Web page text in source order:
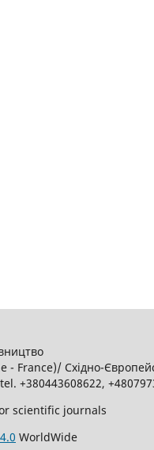
Східно-
scientific journals
WorldWide